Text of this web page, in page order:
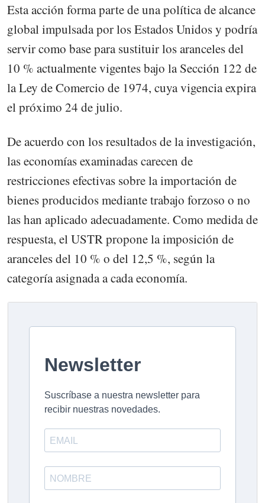
Esta acción forma parte de una política de alcance
global impulsada por los Estados Unidos y podría
servir como base para sustituir los aranceles del
10 % actualmente vigentes bajo la Sección 122 de
la Ley de Comercio de 1974, cuya vigencia expira
el próximo 24 de julio.
De acuerdo con los resultados de la investigación,
las economías examinadas carecen de
restricciones efectivas sobre la importación de
bienes producidos mediante trabajo forzoso o no
las han aplicado adecuadamente. Como medida de
respuesta, el USTR propone la imposición de
aranceles del 10 % o del 12,5 %, según la
categoría asignada a cada economía.